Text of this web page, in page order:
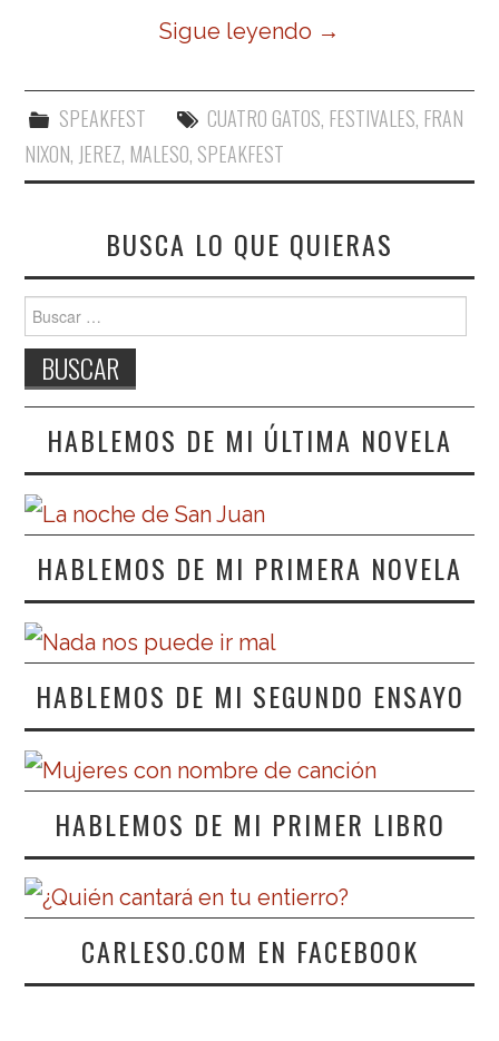
Sigue leyendo →
SPEAKFEST CUATRO GATOS, FESTIVALES, FRAN
NIXON, JEREZ, MALESO, SPEAKFEST
BUSCA LO QUE QUIERAS
Buscar:
HABLEMOS DE MI ÚLTIMA NOVELA
HABLEMOS DE MI PRIMERA NOVELA
HABLEMOS DE MI SEGUNDO ENSAYO
HABLEMOS DE MI PRIMER LIBRO
CARLESO.COM EN FACEBOOK